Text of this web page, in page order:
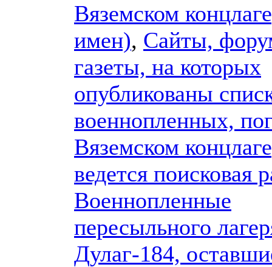
Вяземском
имен), Сайты,
газеты, на которых
опубликованы
военнопленных,
Вяземском
ведется поисковая
Военнопленные
пересыльного
Дулаг-184,